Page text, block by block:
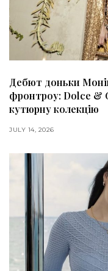
Дебют доньки
фронтроу: Dolce &
кутюрну колекцію
JULY 14, 2026